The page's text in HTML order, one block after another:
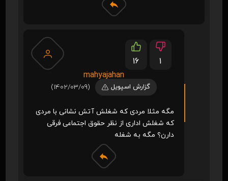
16
1
mahyajahan
گزارش اسپویل (1402/03/09)
مگه مثلا مردی که شغلش آتش نشانی با مردی
که شغلش اداری از نظر حقوق اجتماعی فرقی
دارن؟ مگه به شغله